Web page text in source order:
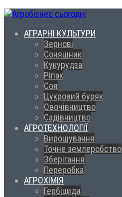
АГРАРНІ КУЛЬТУРИ
Зернові
Соняшник
Кукурудза
Ріпак
Соя
Цукровий буряк
Овочівництво
Садівництво
АГРОТЕХНОЛОГІЇ
Вирощування
Точне землеробство
Зберігання
Переробка
АГРОХІМІЯ
Гербіциди